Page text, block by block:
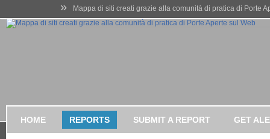
» Mappa di siti creati grazie alla comunità di pratica di Porte
HOME REPORTS SUBMIT A REPORT GET